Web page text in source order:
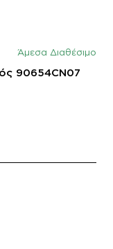
Άμεσα Διαθέσιμο
90654CN07